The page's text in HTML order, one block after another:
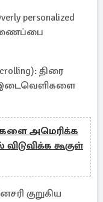
personalized
திரை
இடைவெளிகளை
அமெரிக்க
கூகுள்
குறுகிய